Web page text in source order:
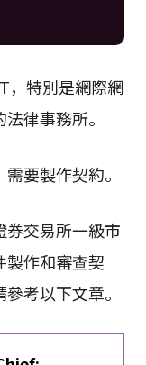
，特別是網際網
律事務所。
要製作契約。
交易所一級市
製作和審查契
考以下文章。